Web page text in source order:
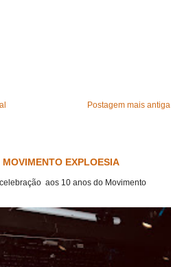
Postagem mais antiga
EXPLOESIA
aos 10 anos do Movimento